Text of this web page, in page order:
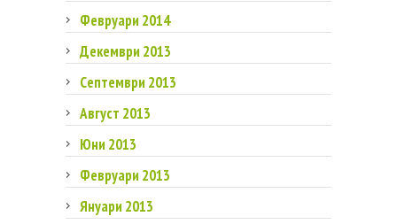
Февруари 2014
Декември 2013
Септември 2013
Август 2013
Юни 2013
Февруари 2013
Януари 2013